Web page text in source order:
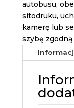
autobusu,
sitodruku,
kamerę lub
szybę